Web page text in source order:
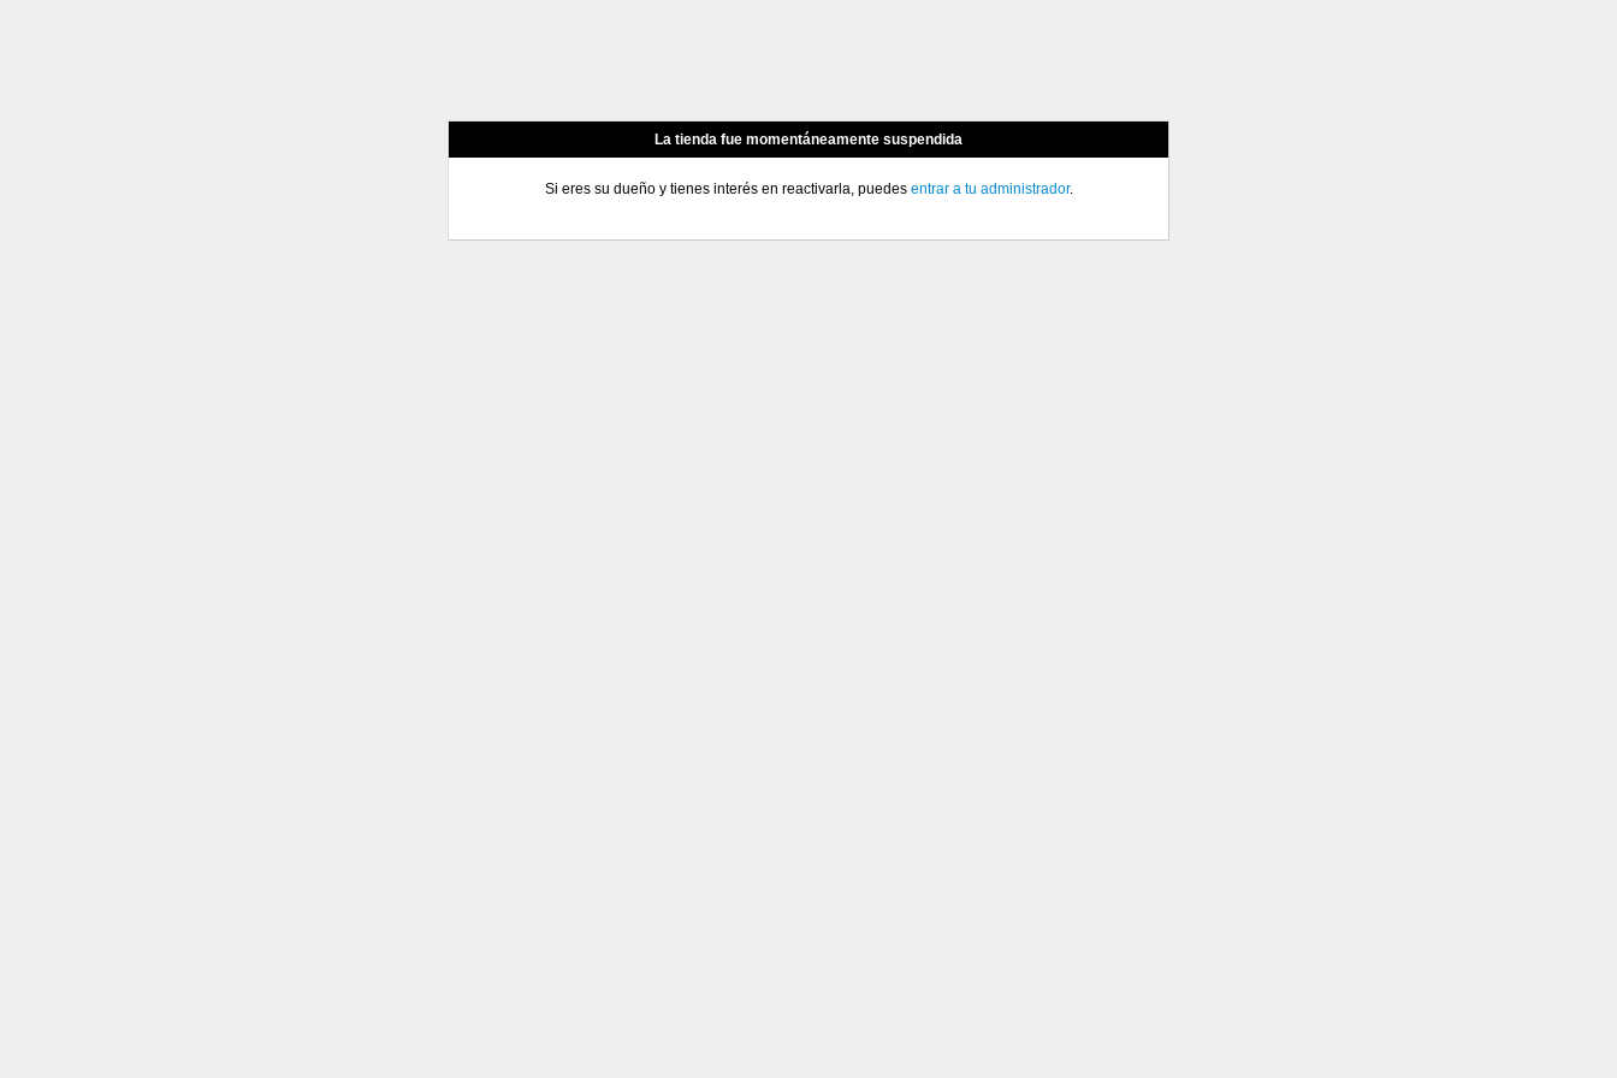
La tienda fue momentáneamente suspendida
Si eres su dueño y tienes interés en reactivarla, puedes entrar a tu administrador.